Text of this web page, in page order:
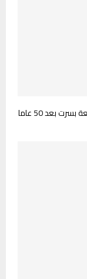
الجهاز الوطني للتنمية: وصول المياه إلى خزان السبعة بسرت بعد 50 عاما